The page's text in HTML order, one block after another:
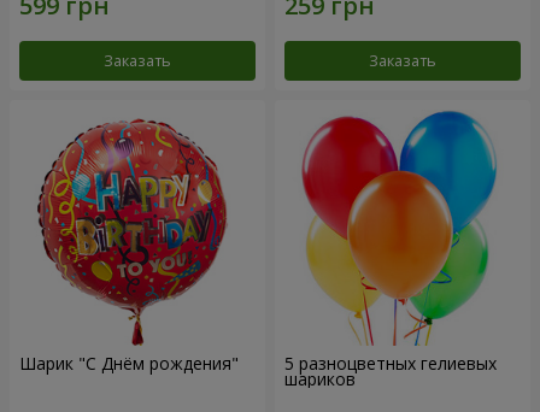
Заказать Заказать
Шарик "С Днём рождения" 5 разноцветных гелиевых
шариков